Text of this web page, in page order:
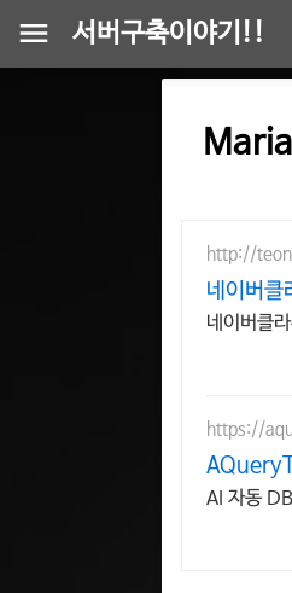
서버구축이야기!!
http://
네이버클
네이버클
https://
AI 자동